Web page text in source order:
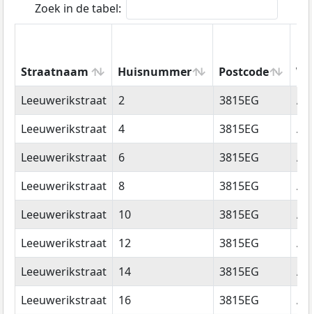
Zoek in de tabel:
Straatnaam Huisnummer Postcode
Straatnaam
Huisnummer Postcode
Leeuwerikstraat 2 3815EG
Leeuwerikstraat
4 3815EG
Leeuwerikstraat
6 3815EG
Leeuwerikstraat
8 3815EG
Leeuwerikstraat
10 3815EG
Leeuwerikstraat
12 3815EG
Leeuwerikstraat
14 3815EG
Leeuwerikstraat
16 3815EG